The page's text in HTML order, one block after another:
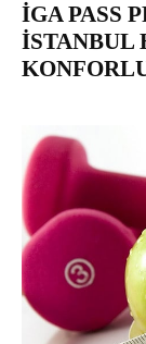
İGA PASS
İSTANBUL